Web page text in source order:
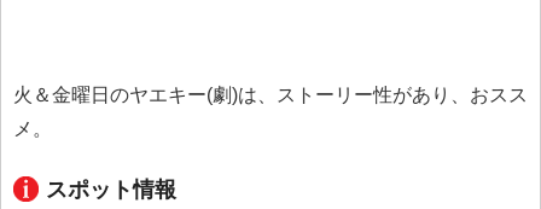
火＆金曜日のヤエキー(劇)は、ストーリー性があり、おスス
メ。
スポット情報